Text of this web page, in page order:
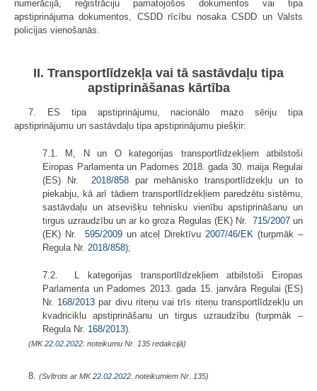
numerācijā, reģistrāciju pamatojošos dokumentos vai tipa
apstiprinājuma dokumentos, CSDD rīcību nosaka CSDD un Valsts
policijas vienošanās.
II. Transportlīdzekļa vai tā sastāvdaļu tipa
apstiprināšanas kārtība
7. ES tipa apstiprinājumu, nacionālo mazo sēriju tipa
apstiprinājumu un sastāvdaļu tipa apstiprinājumu piešķir:
7.1. M, N un O kategorijas transportlīdzekļiem atbilstoši
Eiropas Parlamenta un Padomes 2018. gada 30. maija Regulai
(ES) Nr. 2018/858par mehānisko transportlīdzekļu un to
piekabju, kā arī tādiem transportlīdzekļiem paredzētu sistēmu,
sastāvdaļu un atsevišķu tehnisku vienību apstiprināšanu un
tirgus uzraudzību un ar ko groza Regulas (EK) Nr. 715/2007un
(EK) Nr. 595/2009un atceļ Direktīvu 2007/46/EK (turpmāk –
Regula Nr. 2018/858);
7.2. L kategorijas transportlīdzekļiem atbilstoši Eiropas
Parlamenta un Padomes 2013. gada 15. janvāra Regulai (ES)
Nr. 168/2013 par divu riteņu vai trīs riteņu transportlīdzekļu un
kvadriciklu apstiprināšanu un tirgus uzraudzību (turpmāk –
Regula Nr. 168/2013).
(MK22.02.2022. noteikumu Nr. 135 redakcijā)
8. (Svītrots ar MK22.02.2022. noteikumiem Nr. 135)